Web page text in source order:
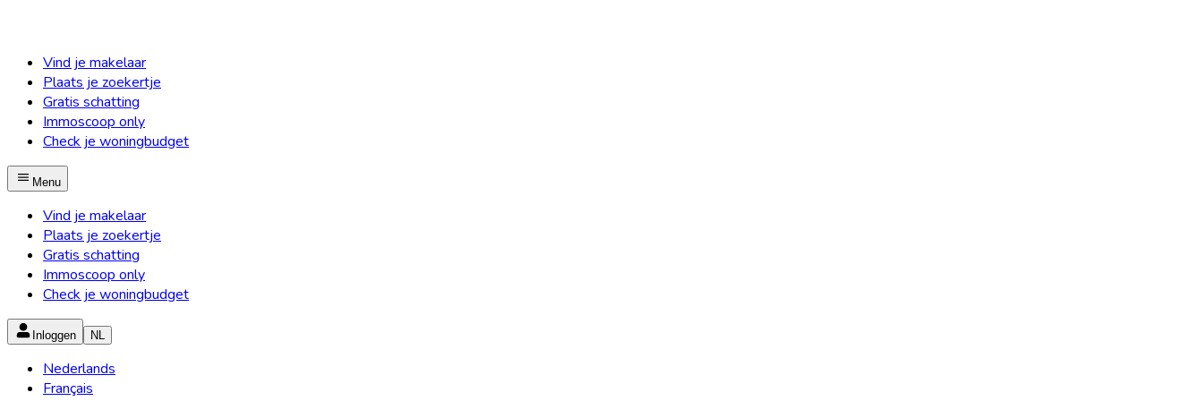
Vind je makelaar
Plaats je zoekertje
Gratis schatting
Immoscoop only
Check je woningbudget
Menu
Vind je makelaar
Plaats je zoekertje
Gratis schatting
Immoscoop only
Check je woningbudget
Inloggen NL
Nederlands
Français